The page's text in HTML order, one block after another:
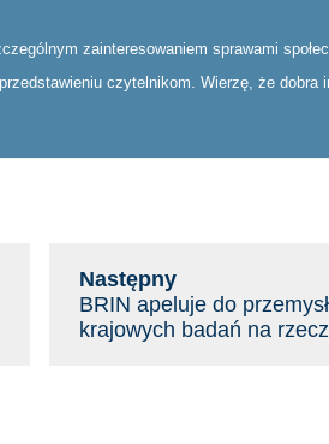
zainteresowaniem sprawami
czytelnikom. Wierzę, że dobra
Następny
BRIN apeluje do
krajowych badań na